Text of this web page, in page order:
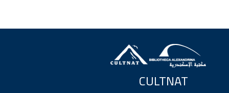
CULTNAT